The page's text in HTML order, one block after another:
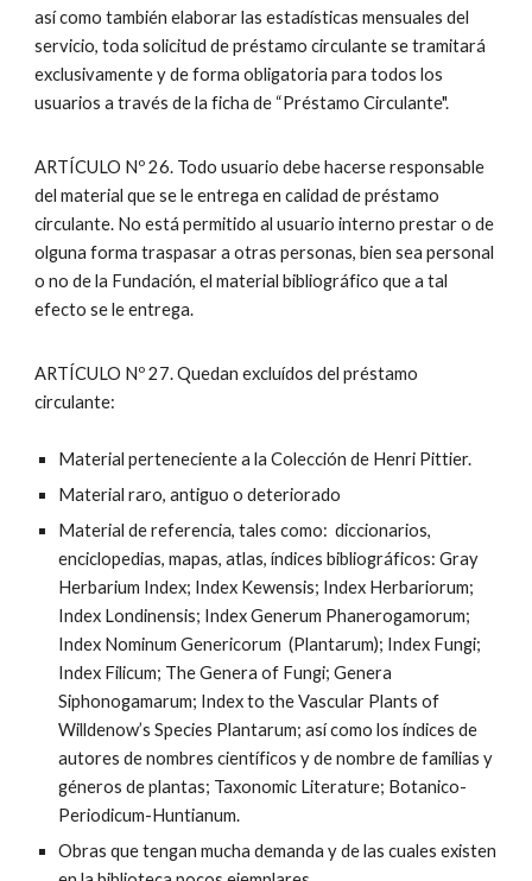
así como también elaborar las estadísticas mensuales del
servicio, toda solicitud de préstamo circulante se tramitará
exclusivamente y de forma obligatoria para todos los
usuarios a través de la ficha de “Préstamo Circulante".
ARTÍCULO Nº 26. Todo usuario debe hacerse responsable
del material que se le entrega en calidad de préstamo
circulante. No está permitido al usuario interno prestar o de
olguna forma traspasar a otras personas, bien sea personal
o no de la Fundación, el material bibliográfico que a tal
efecto se le entrega.
ARTÍCULO Nº 27. Quedan excluídos del préstamo
circulante:
Material perteneciente a la Colección de Henri Pittier.
Material raro, antiguo o deteriorado
Material de referencia, tales como: diccionarios,
enciclopedias, mapas, atlas, índices bibliográficos: Gray
Herbarium Index; Index Kewensis; Index Herbariorum;
Index Londinensis; Index Generum Phanerogamorum;
Index Nominum Genericorum (Plantarum); Index Fungi;
Index Filicum; The Genera of Fungi; Genera
Siphonogamarum; Index to the Vascular Plants of
Willdenow’s Species Plantarum; así como los índices de
autores de nombres científicos y de nombre de familias y
géneros de plantas; Taxonomic Literature; Botanico-
Periodicum-Huntianum.
Obras que tengan mucha demanda y de las cuales existen